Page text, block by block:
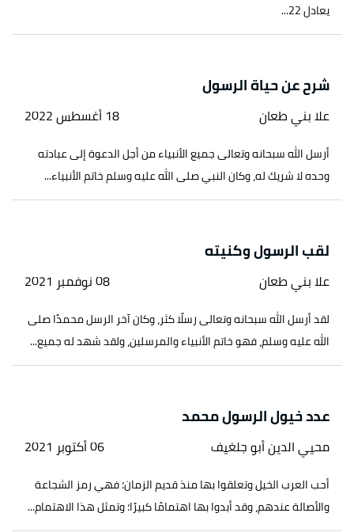
يعادل 22...
شرح عن حياة الرسول
علا بني طعان 18 أغسطس 2022
أرسل الله سبحانه وتعالى جميع الأنبياء من أجل الدعوة إلى عبادته
وحده لا شريك له، وكان النبي صلى الله عليه وسلم خاتم الأنبياء...
لقب الرسول وكنيته
علا بني طعان 08 نوفمبر 2021
لقد أرسل الله سبحانه وتعالى رسلًا كثر، وكان آخر الرسل محمدًا صلى
الله عليه وسلم، فهو خاتم الأنبياء والمرسلين، ولقد شهد له جميع...
عدد خيول الرسول محمد
محيي الدين أبو جلغيف 06 أكتوبر 2021
أحب العرب الخيل وتعلقوا بها منذ قديم الزمان؛ فهي رمز الشجاعة
والأصالة عندهم، وقد أبدوا بها اهتمامًا كبيرًا؛ وتمثل هذا الاهتمام...